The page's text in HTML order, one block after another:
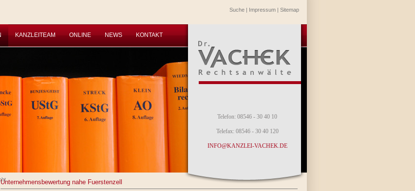
Suche| Impressum| Sitemap
KANZLEITEAM ONLINE NEWS KONTAKT
Telefon: 08546 - 30 40 10
Telefax: 08546 - 30 40 120
INFO@KANZLEI-VACHEK.DE
Unternehmensbewertung nahe Fuerstenzell